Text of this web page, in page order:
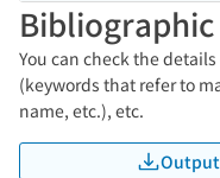
You can check the
(keywords that refer to
name, etc.), etc.